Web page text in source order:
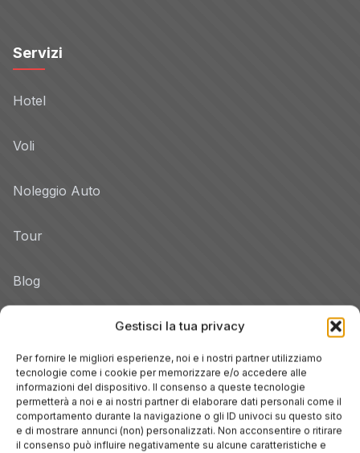
Gestisci la tua privacy
Per fornire le migliori esperienze, noi e i nostri partner utilizziamo
tecnologie come i cookie per memorizzare e/o accedere alle
informazioni del dispositivo. Il consenso a queste tecnologie
permetterà a noi e ai nostri partner di elaborare dati personali come il
comportamento durante la navigazione o gli ID univoci su questo sito
e di mostrare annunci (non) personalizzati. Non acconsentire o ritirare
il consenso può influire negativamente su alcune caratteristiche e
Servizi
Hotel
Voli
Noleggio Auto
Tour
Blog
Hotel per Regione
Veneto
Toscana